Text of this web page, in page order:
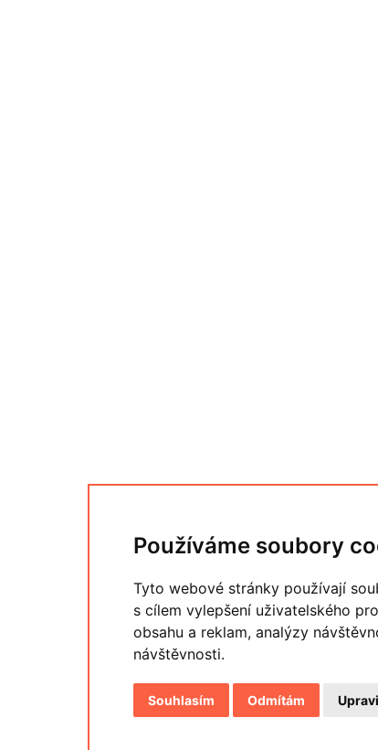
Používáme soubory
Tyto webové stránky používají
s cílem vylepšení uživatelského
obsahu a reklam, analýzy
návštěvnosti.
Souhlasím Odmítám